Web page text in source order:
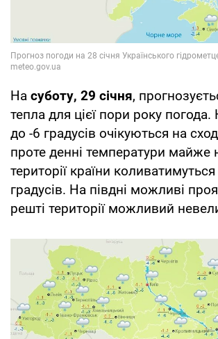
На суботу, 29 січня,
тепла для цієї пори року погода.
до -6 градусів очікуються на
проте денні температури майже
території країни
градусів. На півдні можливі
решті території можливий